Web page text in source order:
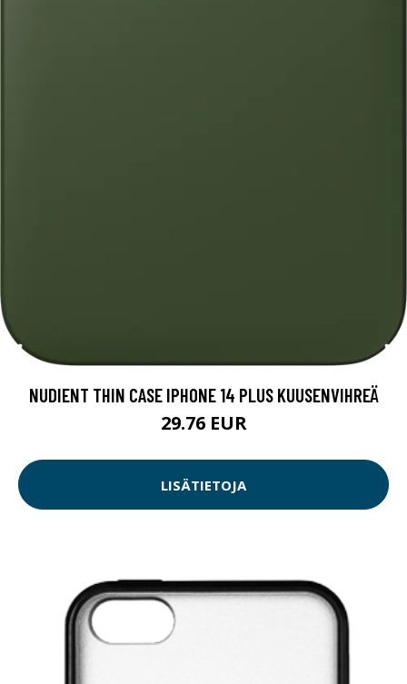
NUDIENT THIN CASE IPHONE 14 PLUS KUUSENVIHREÄ
29.76 EUR
LISÄTIETOJA